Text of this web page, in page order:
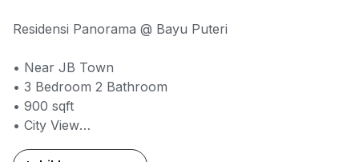
Residensi Panorama @ Bayu Puteri
• Near JB Town
• 3 Bedroom 2 Bathroom
• 900 sqft
• City View